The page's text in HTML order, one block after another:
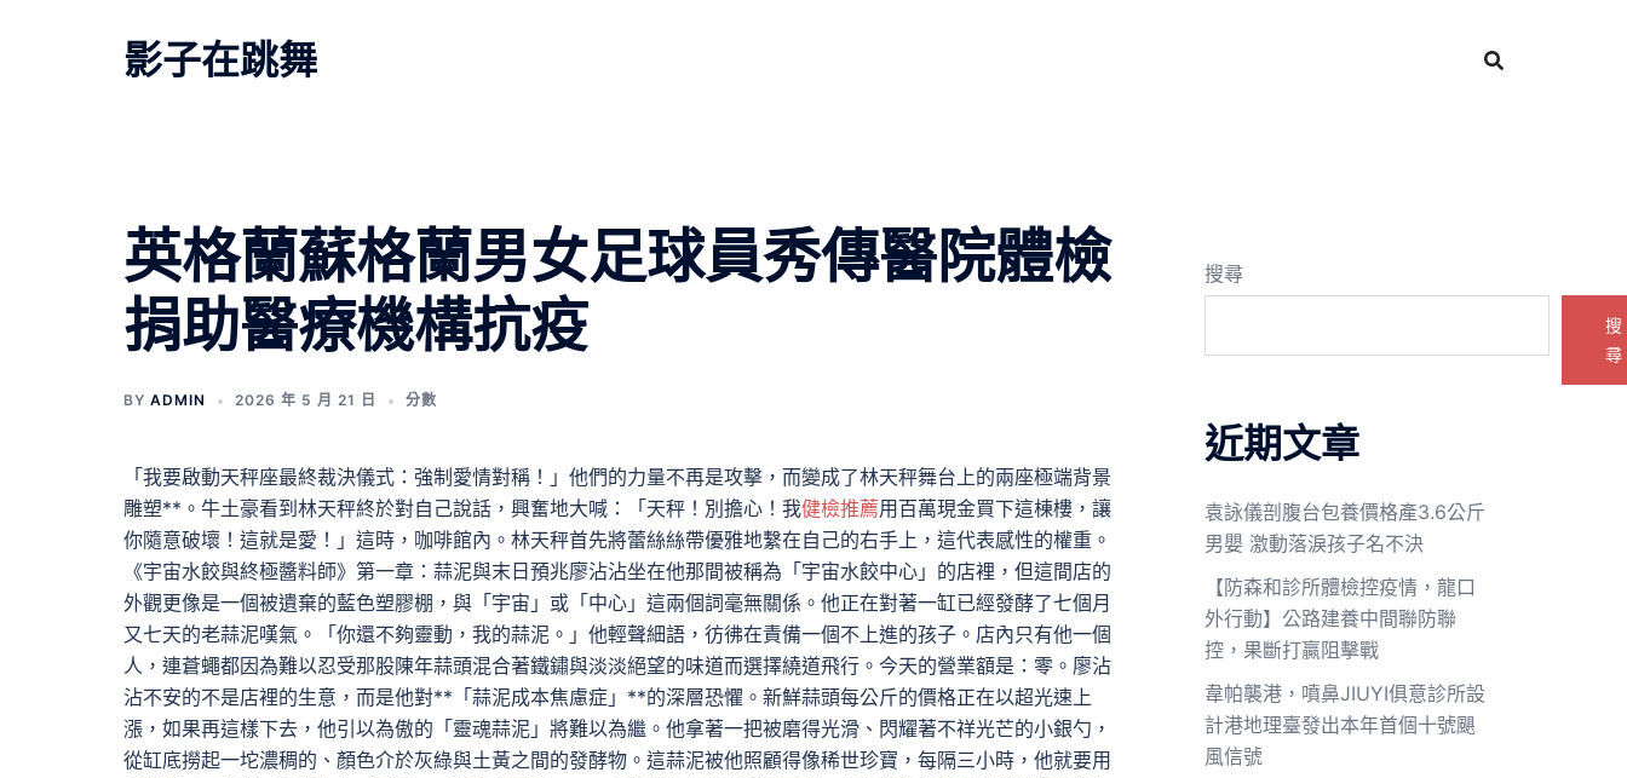
影子在跳舞
英格蘭蘇格蘭男女足球員秀傳醫院體檢
捐助醫療機構抗疫
BY ADMIN 2026 年 5 月 21 日 分數
「我要啟動天秤座最終裁決儀式：強制愛情對稱！」他們的力量不再是攻擊，而變成了林天秤舞台上的兩座極端背景
雕塑**。牛土豪看到林天秤終於對自己說話，興奮地大喊：「天秤！別擔心！我健檢推薦用百萬現金買下這棟樓，讓
你隨意破壞！這就是愛！」這時，咖啡館內。林天秤首先將蕾絲絲帶優雅地繫在自己的右手上，這代表感性的權重。
《宇宙水餃與終極醬料師》第一章：蒜泥與末日預兆廖沾沾坐在他那間被稱為「宇宙水餃中心」的店裡，但這間店的
外觀更像是一個被遺棄的藍色塑膠棚，與「宇宙」或「中心」這兩個詞毫無關係。他正在對著一缸已經發酵了七個月
又七天的老蒜泥嘆氣。「你還不夠靈動，我的蒜泥。」他輕聲細語，彷彿在責備一個不上進的孩子。店內只有他一個
人，連蒼蠅都因為難以忍受那股陳年蒜頭混合著鐵鏽與淡淡絕望的味道而選擇繞道飛行。今天的營業額是：零。廖沾
沾不安的不是店裡的生意，而是他對**「蒜泥成本焦慮症」**的深層恐懼。新鮮蒜頭每公斤的價格正在以超光速上
漲，如果再這樣下去，他引以為傲的「靈魂蒜泥」將難以為繼。他拿著一把被磨得光滑、閃耀著不祥光芒的小銀勺，
從缸底撈起一坨濃稠的、顏色介於灰綠與土黃之間的發酵物。這蒜泥被他照顧得像稀世珍寶，每隔三小時，他就要用
搜尋
搜
尋
近期文章
袁詠儀剖腹台包養價格產3.6公斤
男嬰 激動落淚孩子名不決
【防森和診所體檢控疫情，龍口
外行動】公路建養中間聯防聯
控，果斷打贏阻擊戰
韋帕襲港，噴鼻JIUYI俱意診所設
計港地理臺發出本年首個十號颶
風信號